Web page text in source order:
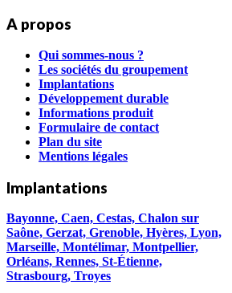
A propos
Qui sommes-nous ?
Les sociétés du groupement
Implantations
Développement durable
Informations produit
Formulaire de contact
Plan du site
Mentions légales
Implantations
Bayonne, Caen, Cestas, Chalon sur
Saône, Gerzat, Grenoble, Hyères, Lyon,
Marseille, Montélimar, Montpellier,
Orléans, Rennes, St-Étienne,
Strasbourg, Troyes